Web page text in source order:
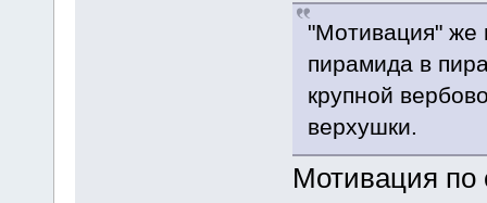
"Мотивация" же
пирамида в
крупной
верхушки.
Мотивация по